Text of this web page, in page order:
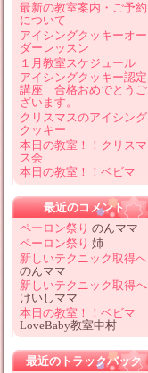
最新の教室案内・ご予約
について
アイシングクッキーオー
ダーレッスン
１月教室スケジュール
アイシングクッキー認定
講座 合格おめでとうご
ざいます。
クリスマスのアイシング
クッキー
本日の教室！！クリスマ
ス会
本日の教室！！ベビマ
最近のコメント
ペーロン祭り のんママ
ペーロン祭り 姉
新しいテクニック取得へ
のんママ
新しいテクニック取得へ
けいしママ
本日の教室！！ベビマ
LoveBaby教室中村
最近のトラックバック